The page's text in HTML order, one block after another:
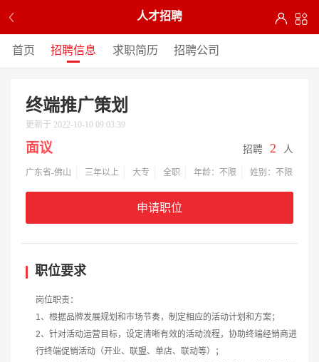
人才招聘
首页 招聘信息 求职简历 招聘公司
终端推广策划
更新于 2022-10-10 09:03:39
面议 招聘 2 人
广东省-佛山 三年以上 大专 全职 年龄：不限 姓别：不限
申请职位
职位要求
岗位职责：
1、根据品牌发展规划和市场节奏，制定相应的活动计划和方案；
2、针对活动运营目标，设定清晰有效的活动流程，协助终端经销商进
行终端促销活动（开业、联盟、单店、联动等）；